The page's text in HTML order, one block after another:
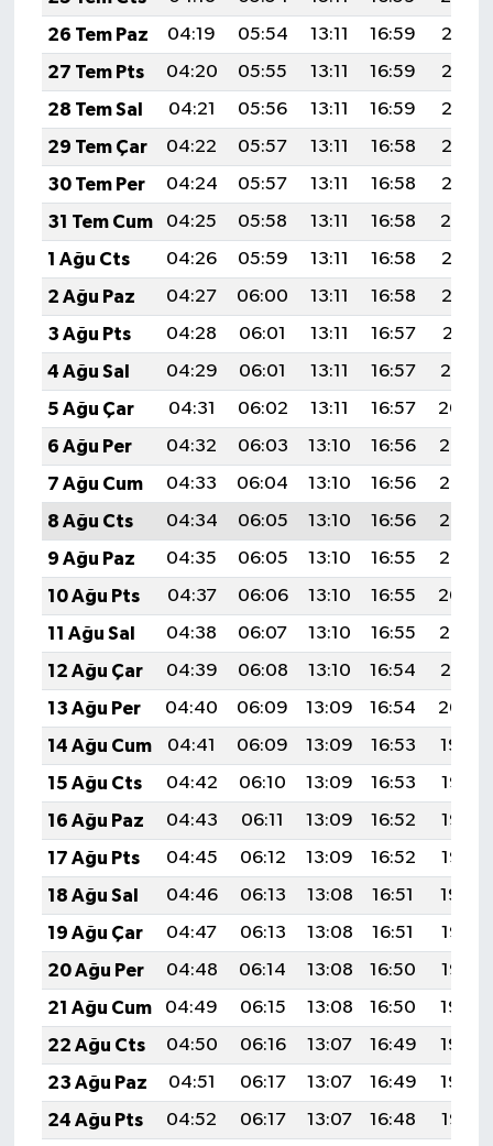
26 Tem Paz
04:19 05:54 13:11 16:59
20:18
27 Tem Pts
04:20 05:55 13:11 16:59
20:17
28 Tem Sal
04:21 05:56 13:11 16:59
20:16
29 Tem Çar
04:22 05:57 13:11 16:58
20:15
30 Tem Per
04:24 05:57 13:11 16:58
20:15
31 Tem Cum
04:25 05:58 13:11 16:58
20:14
1 Ağu Cts
04:26 05:59 13:11 16:58
20:13
2 Ağu Paz
04:27 06:00 13:11 16:58
20:12
3 Ağu Pts
04:28 06:01 13:11 16:57
20:11
4 Ağu Sal
04:29 06:01 13:11 16:57
20:10
5 Ağu Çar
04:31 06:02 13:11 16:57
20:09
6 Ağu Per
04:32 06:03 13:10 16:56
20:08
7 Ağu Cum
04:33 06:04 13:10 16:56
20:07
8 Ağu Cts
04:34 06:05 13:10 16:56
20:06
9 Ağu Paz
04:35 06:05 13:10 16:55
20:05
10 Ağu Pts
04:37 06:06 13:10 16:55
20:04
11 Ağu Sal
04:38 06:07 13:10 16:55
20:03
12 Ağu Çar
04:39 06:08 13:10 16:54
20:01
13 Ağu Per
04:40 06:09 13:09 16:54
20:00
14 Ağu Cum
04:41 06:09 13:09 16:53
19:59
15 Ağu Cts
04:42 06:10 13:09 16:53
19:58
16 Ağu Paz
04:43 06:11 13:09 16:52
19:57
17 Ağu Pts
04:45 06:12 13:09 16:52
19:56
18 Ağu Sal
04:46 06:13 13:08 16:51
19:54
19 Ağu Çar
04:47 06:13 13:08 16:51
19:53
20 Ağu Per
04:48 06:14 13:08 16:50
19:52
21 Ağu Cum
04:49 06:15 13:08 16:50
19:50
22 Ağu Cts
04:50 06:16 13:07 16:49
19:49
23 Ağu Paz
04:51 06:17 13:07 16:49
19:48
24 Ağu Pts
04:52 06:17 13:07 16:48
19:47
Boks
Güreş
Halter
Motor Sporları
Su Sporları
Diğer Spor Dalları
Futbolcular